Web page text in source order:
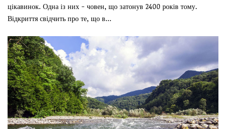
цікавинок. Одна із них - човен, що затонув 2400 років тому.
Відкриття свідчить про те, що в...